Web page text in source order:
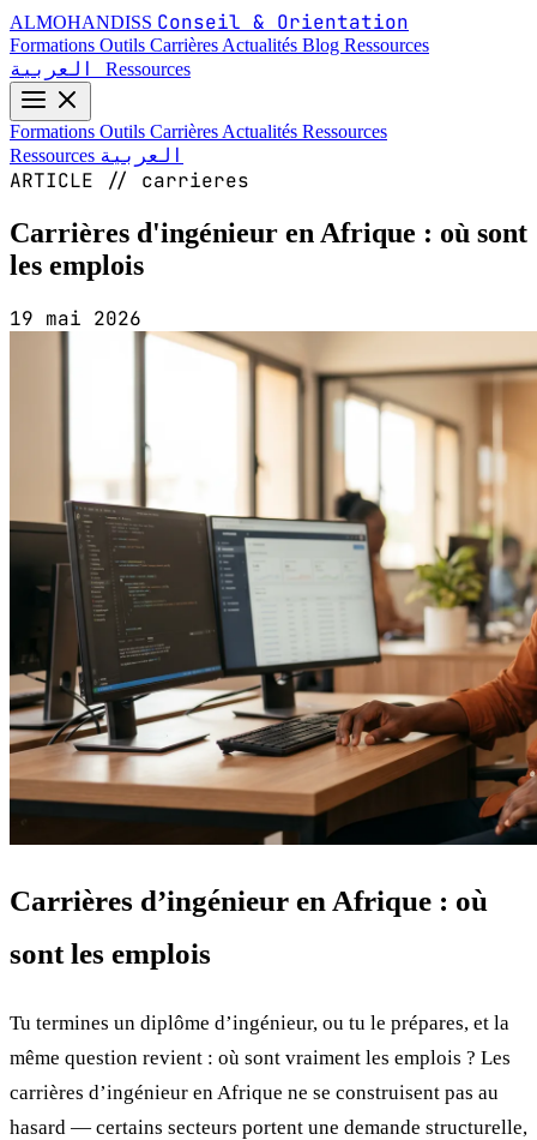
ALMOHANDISS Conseil & Orientation
Formations Outils Carrières Actualités Blog Ressources
Ressources
Formations Outils Carrières Actualités Ressources
Ressources العربية
ARTICLE // carrieres
Carrières d'ingénieur en Afrique : où sont
les emplois
19 mai 2026
Carrières d’ingénieur en Afrique : où
sont les emplois
Tu termines un diplôme d’ingénieur, ou tu le prépares, et la
même question revient : où sont vraiment les emplois ? Les
carrières d’ingénieur en Afrique ne se construisent pas au
hasard — certains secteurs portent une demande structurelle,